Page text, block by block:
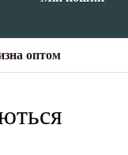
оптом